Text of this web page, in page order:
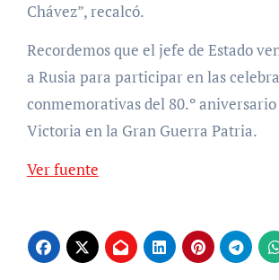
Chávez”, recalcó.
Recordemos que el jefe de Estado
a Rusia para participar en las
conmemorativas del 80.º
Victoria en la Gran Guerra Patria.
Ver fuente